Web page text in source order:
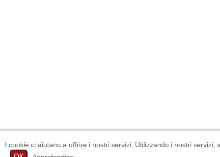
I cookie ci aiutano a offrire i nostri servizi. Utilizzando i nostri servizi,